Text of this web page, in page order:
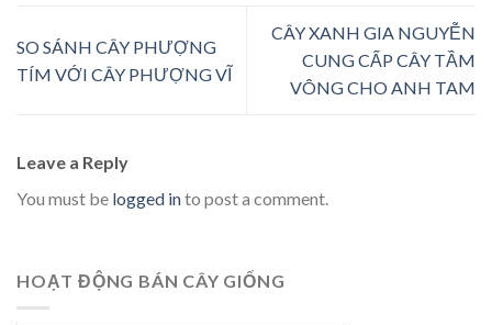
SO SÁNH CÂY PHƯỢNG
TÍM VỚI CÂY PHƯỢNG VĨ
CÂY XANH GIA NGUYỄN
CUNG CẤP CÂY TẦM
VÔNG CHO ANH TAM
Leave a Reply
You must be logged into post a comment.
HOẠT ĐỘNG BÁN CÂY GIỐNG